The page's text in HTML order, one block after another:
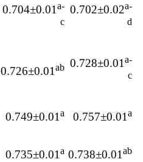
0.702±0.02a-
d
0.704±0.01a-
c
0.728±0.01a-
c
0.726±0.01ab
0.757±0.01a
0.749±0.01a
0.738±0.01ab
0.735±0.01a